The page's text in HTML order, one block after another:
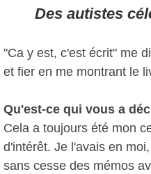
Des autistes
"Ca y est, c'est écrit" me
et fier en me montrant le
Qu'est-ce qui vous a
Cela a toujours été mon
d'intérêt. Je l'avais en
sans cesse des mémos